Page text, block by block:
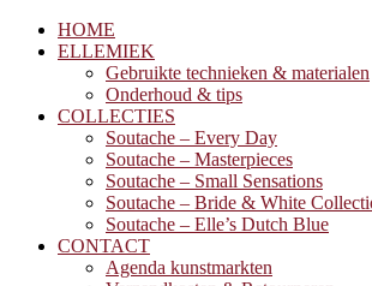
HOME
ELLEMIEK
Gebruikte technieken & materialen
Onderhoud & tips
COLLECTIES
Soutache – Every Day
Soutache – Masterpieces
Soutache – Small Sensations
Soutache – Bride & White
Soutache – Elle’s Dutch Blue
CONTACT
Agenda kunstmarkten